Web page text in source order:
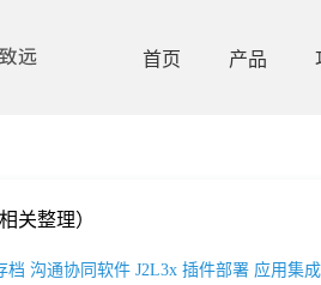
首页 产品
关整理）
档 沟通协同软件 J2L3x 插件部署 应用集成